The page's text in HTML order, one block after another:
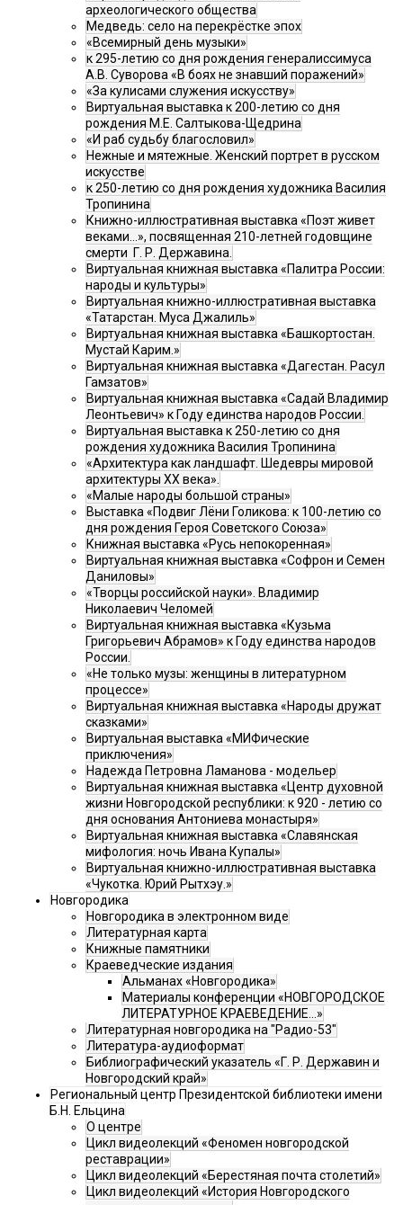
археологического общества
Медведь: село на перекрёстке эпох
«Всемирный день музыки»
к 295-летию со дня рождения генералиссимуса
А.В. Суворова «В боях не знавший поражений»
«За кулисами служения искусству»
Виртуальная выставка к 200-летию со дня
рождения М.Е. Салтыкова-Щедрина
«И раб судьбу благословил»
Нежные и мятежные. Женский портрет в русском
искусстве
к 250-летию со дня рождения художника Василия
Тропинина
Книжно-иллюстративная выставка «Поэт живет
веками…», посвященная 210-летней годовщине
смерти Г. Р. Державина.
Виртуальная книжная выставка «Палитра России:
народы и культуры»
Виртуальная книжно-иллюстративная выставка
«Татарстан. Муса Джалиль»
Виртуальная книжная выставка «Башкортостан.
Мустай Карим.»
Виртуальная книжная выставка «Дагестан. Расул
Гамзатов»
Виртуальная книжная выставка «Садай Владимир
Леонтьевич» к Году единства народов России.
Виртуальная выставка к 250-летию со дня
рождения художника Василия Тропинина
«Архитектура как ландшафт. Шедевры мировой
архитектуры XX века».
«Малые народы большой страны»
Выставка «Подвиг Лёни Голикова: к 100-летию со
дня рождения Героя Советского Союза»
Книжная выставка «Русь непокоренная»
Виртуальная книжная выставка «Софрон и Семен
Даниловы»
«Творцы российской науки». Владимир
Николаевич Челомей
Виртуальная книжная выставка «Кузьма
Григорьевич Абрамов» к Году единства народов
России.
«Не только музы: женщины в литературном
процессе»
Виртуальная книжная выставка «Народы дружат
сказками»
Виртуальная выставка «МИФические
приключения»
Надежда Петровна Ламанова - модельер
Виртуальная книжная выставка «Центр духовной
жизни Новгородской республики: к 920 - летию со
дня основания Антониева монастыря»
Виртуальная книжная выставка «Славянская
мифология: ночь Ивана Купалы»
Виртуальная книжно-иллюстративная выставка
«Чукотка. Юрий Рытхэу.»
Новгородика
Новгородика в электронном виде
Литературная карта
Книжные памятники
Краеведческие издания
Альманах «Новгородика»
Материалы конференции «НОВГОРОДСКОЕ
ЛИТЕРАТУРНОЕ КРАЕВЕДЕНИЕ...»
Литературная новгородика на "Радио-53"
Литература-аудиоформат
Библиографический указатель «Г. Р. Державин и
Новгородский край»
Региональный центр Президентской библиотеки имени
Б.Н. Ельцина
О центре
Цикл видеолекций «Феномен новгородской
реставрации»
Цикл видеолекций «Берестяная почта столетий»
Цикл видеолекций «История Новгородского